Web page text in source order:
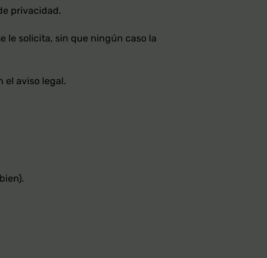
privacidad.
le solicita, sin que ningún caso la
el aviso legal.